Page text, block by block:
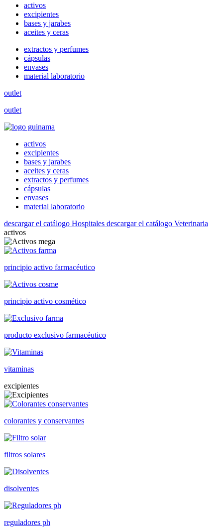
activos
excipientes
bases y jarabes
aceites y ceras
extractos y perfumes
cápsulas
envases
material laboratorio
outlet
outlet
activos
excipientes
bases y jarabes
aceites y ceras
extractos y perfumes
cápsulas
envases
material laboratorio
descargar el catálogo Hospitales descargar el catálogo Veterinaria
activos
principio activo farmacéutico
principio activo cosmético
producto exclusivo farmacéutico
vitaminas
excipientes
colorantes y conservantes
filtros solares
disolventes
reguladores ph